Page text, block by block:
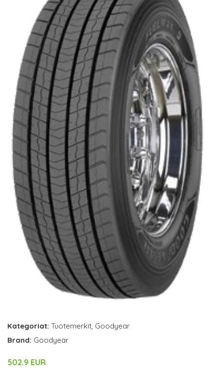
Kategoriat: Tuotemerkit Goodyear
Brand: Goodyear
502.9 EUR